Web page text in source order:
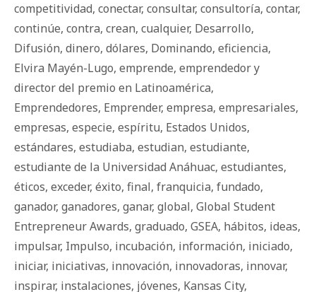
competitividad, conectar, consultar, consultoría, contar,
continúe, contra, crean, cualquier, Desarrollo,
Difusión, dinero, dólares, Dominando, eficiencia,
Elvira Mayén-Lugo, emprende, emprendedor y
director del premio en Latinoamérica,
Emprendedores, Emprender, empresa, empresariales,
empresas, especie, espíritu, Estados Unidos,
estándares, estudiaba, estudian, estudiante,
estudiante de la Universidad Anáhuac, estudiantes,
éticos, exceder, éxito, final, franquicia, fundado,
ganador, ganadores, ganar, global, Global Student
Entrepreneur Awards, graduado, GSEA, há­bi­tos, ideas,
impulsar, Impulso, incubación, información, iniciado,
iniciar, iniciativas, innovación, innovadoras, innovar,
inspirar, instalaciones, jóvenes, Kansas City,